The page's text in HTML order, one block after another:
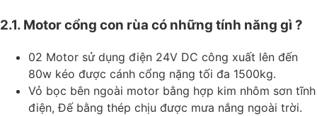
2.1. Motor cổng con rùa có những tính năng gì ?
02 Motor sử dụng điện 24V DC công xuất lên đến
80w kéo được cánh cổng nặng tối đa 1500kg.
Vỏ bọc bên ngoài motor bằng hợp kim nhôm sơn tĩnh
điện, Đế bằng thép chịu được mưa nắng ngoài trời.